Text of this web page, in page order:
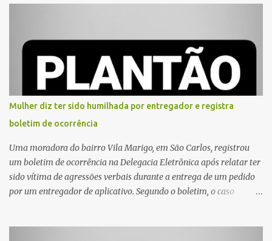
Mulher diz ter sido humilhada por entregador e registra
boletim de ocorrência
Uma moradora do bairro Vila Marigo, em São Carlos, registrou
um boletim de ocorrência na Delegacia Eletrônica após relatar ter
sido vítima de agressões verbais durante a entrega de um pedido
por um entregador de aplicativo. Segundo o boletim, o caso